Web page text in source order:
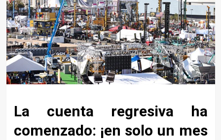
La cuenta regresiva ha
comenzado: ¡en solo un mes